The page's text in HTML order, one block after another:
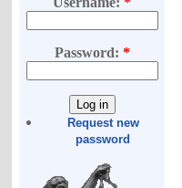
Password: *
Request new
password